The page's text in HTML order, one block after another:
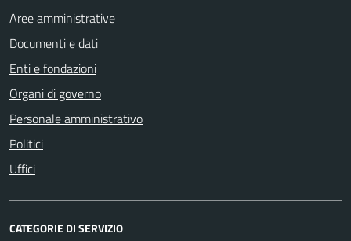
Aree amministrative
Documenti e dati
Enti e fondazioni
Organi di governo
Personale amministrativo
Politici
Uffici
CATEGORIE DI SERVIZIO